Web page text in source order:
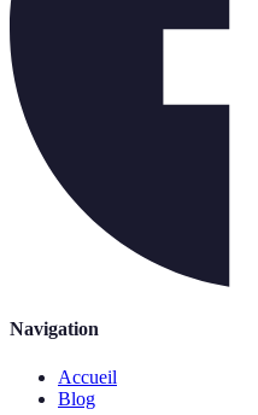
Navigation
Accueil
Blog